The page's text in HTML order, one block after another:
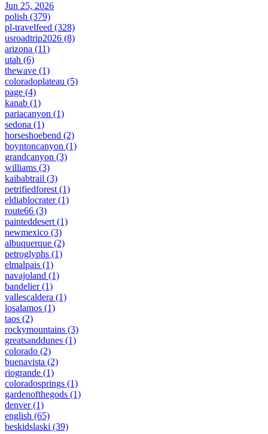
Jun 25, 2026
polish (379)
pl-travelfeed (328)
usroadtrip2026 (8)
arizona (11)
utah (6)
thewave (1)
coloradoplateau (5)
page (4)
kanab (1)
pariacanyon (1)
sedona (1)
horseshoebend (2)
boyntoncanyon (1)
grandcanyon (3)
williams (3)
kaibabtrail (3)
petrifiedforest (1)
eldiablocrater(1)
route66 (3)
painteddesert (1)
newmexico (3)
albuquerque (2)
petroglyphs (1)
elmalpais (1)
navajoland (1)
bandelier(1)
vallescaldera (1)
losalamos (1)
taos (2)
rockymountains (3)
greatsanddunes (1)
colorado (2)
buenavista (2)
riogrande (1)
coloradosprings (1)
gardenofthegods (1)
denver(1)
english (65)
beskidslaski (39)